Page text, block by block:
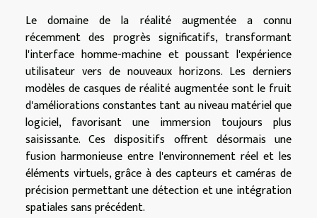
Le domaine de la réalité augmentée a connu
récemment des progrès significatifs, transformant
l'interface homme-machine et poussant l'expérience
utilisateur vers de nouveaux horizons. Les derniers
modèles de casques de réalité augmentée sont le fruit
d'améliorations constantes tant au niveau matériel que
logiciel, favorisant une immersion toujours plus
saisissante. Ces dispositifs offrent désormais une
fusion harmonieuse entre l'environnement réel et les
éléments virtuels, grâce à des capteurs et caméras de
précision permettant une détection et une intégration
spatiales sans précédent.